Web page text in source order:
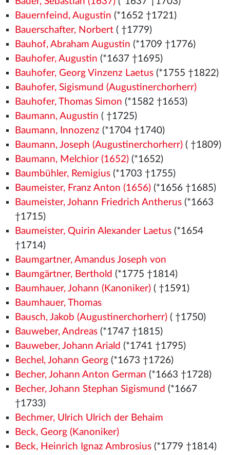
Bauernfeind, Augustin (*1652 †1721)
Bauerschafter, Norbert( †1779)
Bauhof, Abraham Augustin (*1709 †1776)
Bauhofer, Augustin (*1637 †1695)
Bauhofer, Georg Vinzenz Laetus(*1755 †1822)
Bauhofer, Sigismund (Augustinerchorherr)
Bauhofer, Thomas Simon (*1582 †1653)
Baumann, Augustin ( †1725)
Baumann, Innozenz (*1704 †1740)
Baumann, Joseph (Augustinerchorherr)( †1809)
Baumann, Melchior (1652)(*1652)
Baumbühler, Remigius(*1703 †1755)
Baumeister, Franz Anton (1656)(*1656 †1685)
Baumeister, Johann Friedrich Antherus(*1663
†1715)
Baumeister, Quirin Alexander Laetus(*1654
†1714)
Baumgartner, Amandus Joseph von
Baumgärtner, Berthold (*1775 †1814)
Baumhauer, Johann (Kanoniker)( †1591)
Baumhauer, Thomas
Bausch, Jakob (Augustinerchorherr)( †1750)
Bauweber, Andreas(*1747 †1815)
Bauweber, Johann Ariald (*1741 †1795)
Bechel, Johann Georg(*1673 †1726)
Becher, Johann Anton German (*1663 †1728)
Becher, Johann Stephan Sigismund (*1667
†1733)
Bechmer, Ulrich Ulrich der Behaim
Beck, Georg (Kanoniker)
Beck, Heinrich Ignaz Ambrosius(*1779 †1814)